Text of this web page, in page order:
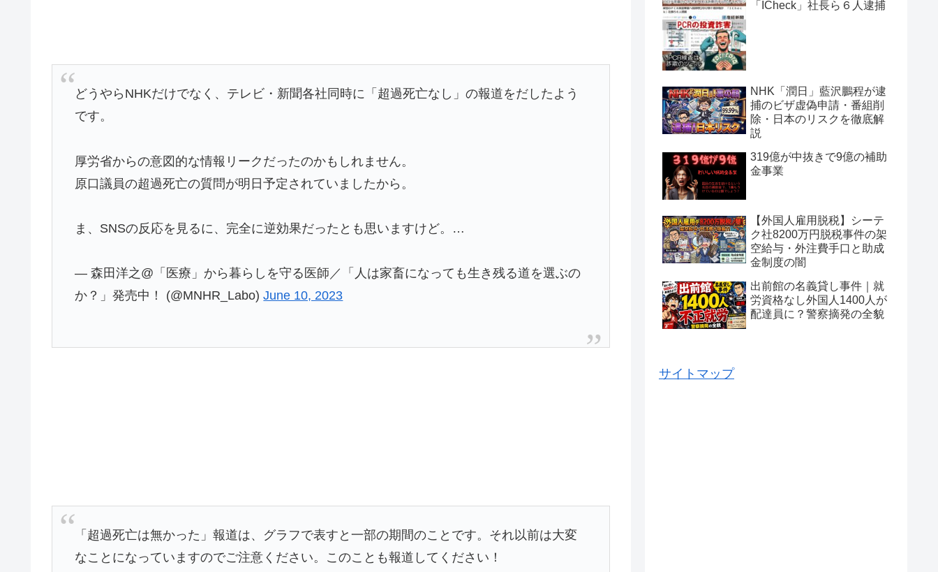
どうやらNHKだけでなく、テレビ・新聞各社同時に「超過死亡なし」の報道をだしたよう
です。
厚労省からの意図的な情報リークだったのかもしれません。
原口議員の超過死亡の質問が明日予定されていましたから。
ま、SNSの反応を見るに、完全に逆効果だったとも思いますけど。…
— 森田洋之@「医療」から暮らしを守る医師／「人は家畜になっても生き残る道を選ぶの
か？」発売中！ (@MNHR_Labo)June 10, 2023
「超過死亡は無かった」報道は、グラフで表すと一部の期間のことです。それ以前は大変
なことになっていますのでご注意ください。このことも報道してください！
「ICheck」社長ら６人逮捕
NHK「潤日」藍沢鵬程が逮
捕のビザ虚偽申請・番組削
除・日本のリスクを徹底解
説
319億が中抜きで9億の補助
金事業
【外国人雇用脱税】シーテ
ク社8200万円脱税事件の架
空給与・外注費手口と助成
金制度の闇
出前館の名義貸し事件｜就
労資格なし外国人1400人が
配達員に？警察摘発の全貌
サイトマップ